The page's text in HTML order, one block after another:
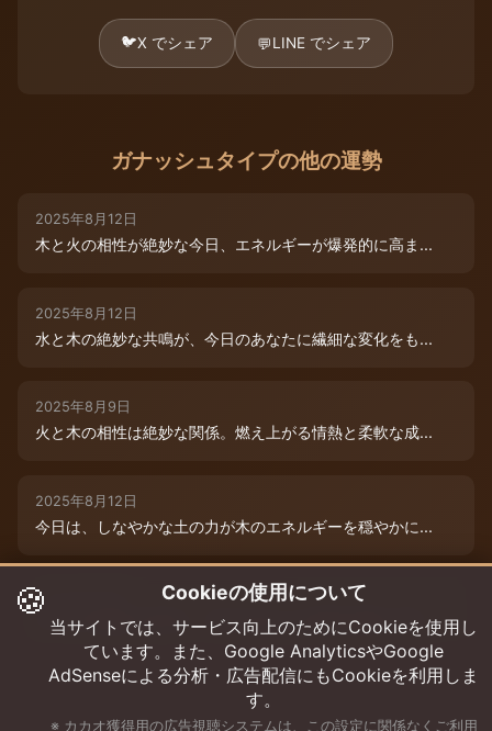
🐦X でシェア 💬LINE でシェア
ガナッシュタイプの他の運勢
2025年8月12日
木と火の相性が絶妙な今日、エネルギーが爆発的に高ま...
2025年8月12日
水と木の絶妙な共鳴が、今日のあなたに繊細な変化をも...
2025年8月9日
火と木の相性は絶妙な関係。燃え上がる情熱と柔軟な成...
2025年8月12日
今日は、しなやかな土の力が木のエネルギーを穏やかに...
2025年8月9日
水と木の絶妙な共演が、今日のあなたを特別な輝きで包...
🍪 Cookieの使用について
当サイトでは、サービス向上のためにCookieを使用し
ています。また、Google AnalyticsやGoogle
AdSenseによる分析・広告配信にもCookieを利用しま
す。
※ カカオ獲得用の広告視聴システムは、この設定に関係なくご利用